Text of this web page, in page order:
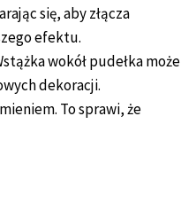
się, aby złącza
efektu.
wokół pudełka może
dekoracji.
To sprawi, że